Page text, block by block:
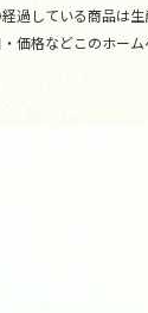
過している商品は生
価格などこのホーム